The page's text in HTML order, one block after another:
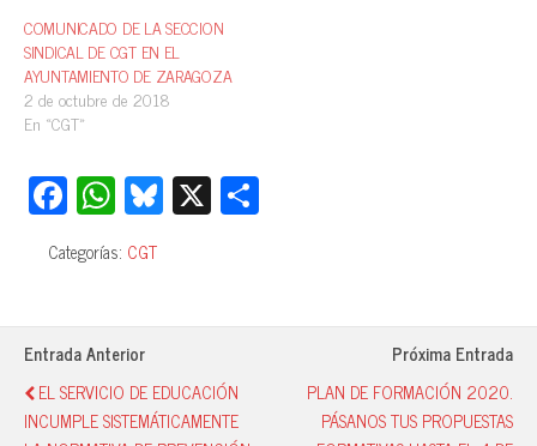
COMUNICADO DE LA SECCION
SINDICAL DE CGT EN EL
AYUNTAMIENTO DE ZARAGOZA
2 de octubre de 2018
En «CGT»
Fa
ce
bo
ok
W
ha
ts
A
pp
Bl
ue
y
X
pa
Categorías: CGT
Entrada Anterior
EL SERVICIO DE EDUCACIÓN
INCUMPLE SISTEMÁTICAMENTE
Próxima Entrada
PLAN DE FORMACIÓN 2020.
PÁSANOS TUS PROPUESTAS